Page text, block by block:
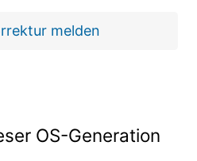
melden
OS-Generation